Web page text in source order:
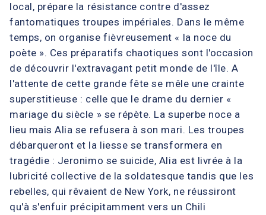
local, prépare la résistance contre d'assez
fantomatiques troupes impériales. Dans le même
temps, on organise fièvreusement « la noce du
poète ». Ces préparatifs chaotiques sont l'occasion
de découvrir l'extravagant petit monde de l'île. A
l'attente de cette grande fête se mêle une crainte
superstitieuse : celle que le drame du dernier «
mariage du siècle » se répète. La superbe noce a
lieu mais Alia se refusera à son mari. Les troupes
débarqueront et la liesse se transformera en
tragédie : Jeronimo se suicide, Alia est livrée à la
lubricité collective de la soldatesque tandis que les
rebelles, qui rêvaient de New York, ne réussiront
qu'à s'enfuir précipitamment vers un Chili